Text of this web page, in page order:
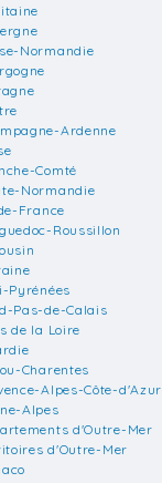
Normandie
Ardenne
Comté
Normandie
France
Roussillon
Pyrénées
Pas-de-Calais
de la Loire
Charentes
Alpes-Côte-d'Azur
Alpes
d'Outre-Mer
d'Outre-Mer